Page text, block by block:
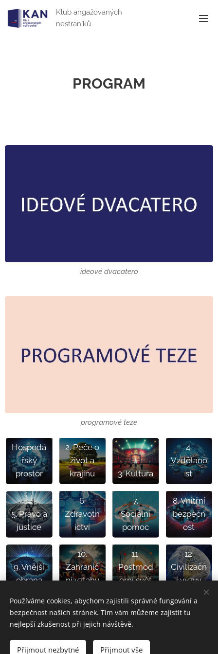
Klub angažovaných
nestraníků
PROGRAM
ideové dvacatero
programové teze
Hospodá
řský
prostor
2. Péče o
život a
krajinu
3. Kultura
4.
Vzdělano
st
5. Právo a
justice
6.
Zdravotn
ictví
7.
Sociální
pomoc
8. Vnitřní
bezpečn
ost
9. Vnější
obrana
10.
Zahranič
ní vztahy
11.
Postmod
erní svět
12.
Civilizačn
í výzvy
Cookies
Používáme cookies, abychom zajistili správné fungování a
bezpečnost našich stránek. Tím vám můžeme zajistit tu
nejlepší zkušenost při jejich návštěvě.
Přijmout nezbytné Přijmout vše